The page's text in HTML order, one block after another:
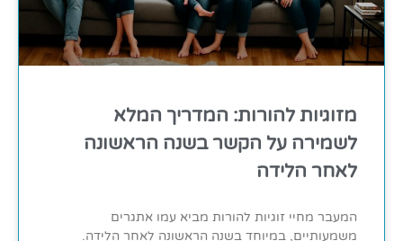
מזוגיות להורות: המדריך המלא
לשמירה על הקשר בשנה הראשונה
לאחר הלידה
המעבר מחיי זוגיות להורות מביא עמו אתגרים
משמעותיים, במיוחד בשנה הראשונה לאחר הלידה.